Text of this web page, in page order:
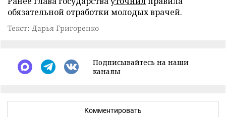
обязательной отработки молодых врачей.
Текст: Дарья Григоренко
Подписывайтесь на наши
каналы
Комментировать